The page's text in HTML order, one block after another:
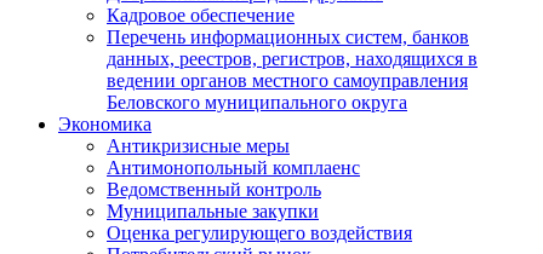
Кадровое обеспечение
Перечень информационных систем, банков
данных, реестров, регистров, находящихся в
ведении органов местного самоуправления
Беловского муниципального округа
Экономика
Антикризисные меры
Антимонопольный комплаенс
Ведомственный контроль
Муниципальные закупки
Оценка регулирующего воздействия